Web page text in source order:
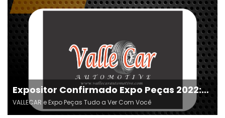
Expositor Confirmado Expo Peças 2022:
VALLECAR
VALLECAR e Expo Peças Tudo a Ver Com Você